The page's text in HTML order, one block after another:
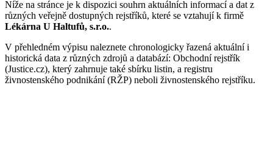
Níže na stránce je k dispozici souhrn aktuálních informací a dat z
různých veřejně dostupných rejstříků, které se vztahují k firmě
Lékárna U Haltufů, s.r.o..
V přehledném výpisu naleznete chronologicky řazená aktuální i
historická data z různých zdrojů a databází: Obchodní rejstřík
(Justice.cz), který zahrnuje také sbírku listin, a registru
živnostenského podnikání (RŽP) neboli živnostenského rejstříku.